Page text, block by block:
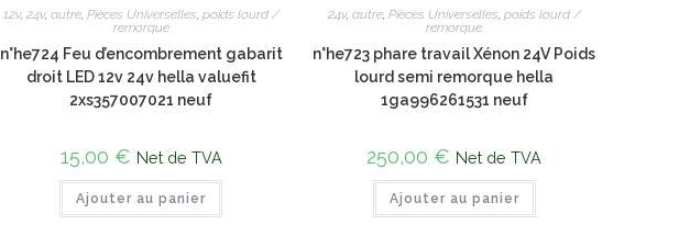
12v, 24v, autre, Pièces Universelles, poids lourd /
remorque
n°he724 Feu d’encombrement gabarit
droit LED 12v 24v hella valuefit
2xs357007021 neuf
15,00 € Net de TVA
Ajouter au panier
24v, autre, Pièces Universelles, poids lourd /
remorque
n°he723 phare travail Xénon 24V Poids
lourd semi remorque hella
1ga996261531 neuf
250,00 € Net de TVA
Ajouter au panier